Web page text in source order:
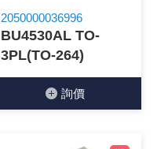
2050000036996
BU4530AL TO-
3PL(TO-264)
詢價